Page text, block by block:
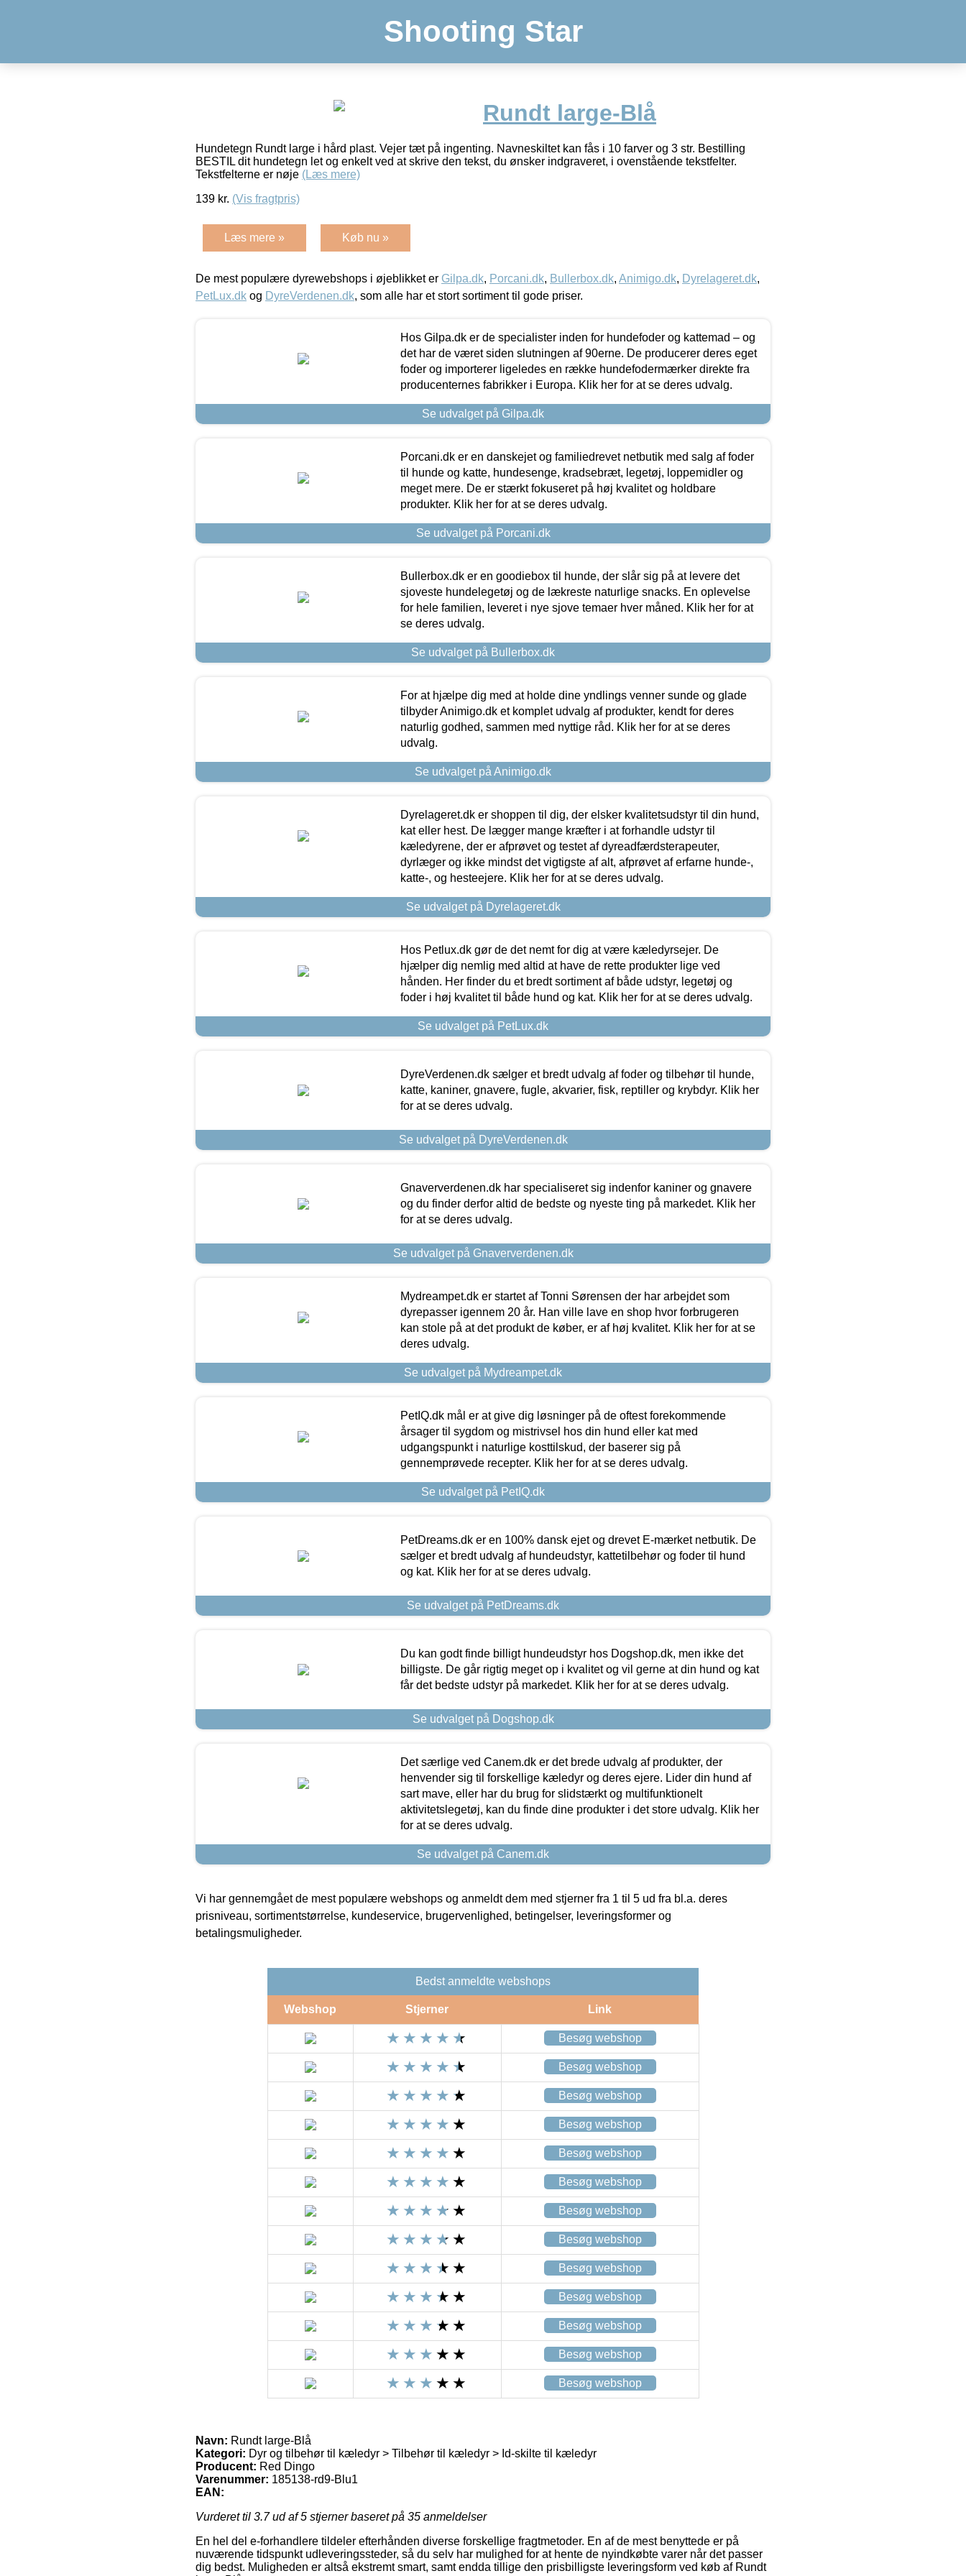
Shooting Star
Rundt large-Blå
Hundetegn Rundt large i hård plast. Vejer tæt på ingenting. Navneskiltet kan fås i 10 farver og 3 str. Bestilling
BESTIL dit hundetegn let og enkelt ved at skrive den tekst, du ønsker indgraveret, i ovenstående tekstfelter.
Tekstfelterne er nøje (Læs mere)
139 kr. (Vis fragtpris)
Læs mere » Køb nu »
De mest populære dyrewebshops i øjeblikket er Gilpa.dk, Porcani.dk, Bullerbox.dk, Animigo.dk, Dyrelageret.dk,
PetLux.dk og DyreVerdenen.dk, som alle har et stort sortiment til gode priser.
Hos Gilpa.dk er de specialister inden for hundefoder og kattemad – og
det har de været siden slutningen af 90erne. De producerer deres eget
foder og importerer ligeledes en række hundefodermærker direkte fra
producenternes fabrikker i Europa. Klik her for at se deres udvalg.
Se udvalget på Gilpa.dk
Porcani.dk er en danskejet og familiedrevet netbutik med salg af foder
til hunde og katte, hundesenge, kradsebræt, legetøj, loppemidler og
meget mere. De er stærkt fokuseret på høj kvalitet og holdbare
produkter. Klik her for at se deres udvalg.
Se udvalget på Porcani.dk
Bullerbox.dk er en goodiebox til hunde, der slår sig på at levere det
sjoveste hundelegetøj og de lækreste naturlige snacks. En oplevelse
for hele familien, leveret i nye sjove temaer hver måned. Klik her for at
se deres udvalg.
Se udvalget på Bullerbox.dk
For at hjælpe dig med at holde dine yndlings venner sunde og glade
tilbyder Animigo.dk et komplet udvalg af produkter, kendt for deres
naturlig godhed, sammen med nyttige råd. Klik her for at se deres
udvalg.
Se udvalget på Animigo.dk
Dyrelageret.dk er shoppen til dig, der elsker kvalitetsudstyr til din hund,
kat eller hest. De lægger mange kræfter i at forhandle udstyr til
kæledyrene, der er afprøvet og testet af dyreadfærdsterapeuter,
dyrlæger og ikke mindst det vigtigste af alt, afprøvet af erfarne hunde-,
katte-, og hesteejere. Klik her for at se deres udvalg.
Se udvalget på Dyrelageret.dk
Hos Petlux.dk gør de det nemt for dig at være kæledyrsejer. De
hjælper dig nemlig med altid at have de rette produkter lige ved
hånden. Her finder du et bredt sortiment af både udstyr, legetøj og
foder i høj kvalitet til både hund og kat. Klik her for at se deres udvalg.
Se udvalget på PetLux.dk
DyreVerdenen.dk sælger et bredt udvalg af foder og tilbehør til hunde,
katte, kaniner, gnavere, fugle, akvarier, fisk, reptiller og krybdyr. Klik her
for at se deres udvalg.
Se udvalget på DyreVerdenen.dk
Gnaververdenen.dk har specialiseret sig indenfor kaniner og gnavere
og du finder derfor altid de bedste og nyeste ting på markedet. Klik her
for at se deres udvalg.
Se udvalget på Gnaververdenen.dk
Mydreampet.dk er startet af Tonni Sørensen der har arbejdet som
dyrepasser igennem 20 år. Han ville lave en shop hvor forbrugeren
kan stole på at det produkt de køber, er af høj kvalitet. Klik her for at se
deres udvalg.
Se udvalget på Mydreampet.dk
PetIQ.dk mål er at give dig løsninger på de oftest forekommende
årsager til sygdom og mistrivsel hos din hund eller kat med
udgangspunkt i naturlige kosttilskud, der baserer sig på
gennemprøvede recepter. Klik her for at se deres udvalg.
Se udvalget på PetIQ.dk
PetDreams.dk er en 100% dansk ejet og drevet E-mærket netbutik. De
sælger et bredt udvalg af hundeudstyr, kattetilbehør og foder til hund
og kat. Klik her for at se deres udvalg.
Se udvalget på PetDreams.dk
Du kan godt finde billigt hundeudstyr hos Dogshop.dk, men ikke det
billigste. De går rigtig meget op i kvalitet og vil gerne at din hund og kat
får det bedste udstyr på markedet. Klik her for at se deres udvalg.
Se udvalget på Dogshop.dk
Det særlige ved Canem.dk er det brede udvalg af produkter, der
henvender sig til forskellige kæledyr og deres ejere. Lider din hund af
sart mave, eller har du brug for slidstærkt og multifunktionelt
aktivitetslegetøj, kan du finde dine produkter i det store udvalg. Klik her
for at se deres udvalg.
Se udvalget på Canem.dk
Vi har gennemgået de mest populære webshops og anmeldt dem med stjerner fra 1 til 5 ud fra bl.a. deres
prisniveau, sortimentstørrelse, kundeservice, brugervenlighed, betingelser, leveringsformer og
betalingsmuligheder.
Bedst anmeldte webshops
Webshop Stjerner Link
Besøg webshop
Besøg webshop
Besøg webshop
Besøg webshop
Besøg webshop
Besøg webshop
Besøg webshop
Besøg webshop
Besøg webshop
Besøg webshop
Besøg webshop
Besøg webshop
Besøg webshop
Navn: Rundt large-Blå
Kategori: Dyr og tilbehør til kæledyr > Tilbehør til kæledyr > Id-skilte til kæledyr
Producent: Red Dingo
Varenummer: 185138-rd9-Blu1
EAN:
Vurderet til 3.7ud af 5 stjerner baseret på 35 anmeldelser
En hel del e-forhandlere tildeler efterhånden diverse forskellige fragtmetoder. En af de mest benyttede er på
nuværende tidspunkt udleveringssteder, så du selv har mulighed for at hente de nyindkøbte varer når det passer
dig bedst. Muligheden er altså ekstremt smart, samt endda tillige den prisbilligste leveringsform ved køb af Rundt